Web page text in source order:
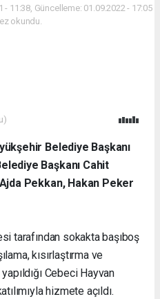
- 11:38, Güncelleme: 01.09.2022 - 17:05
okundu.
Belediye Başkanı
Başkanı Cahit
Pekkan, Hakan Peker
tarafından sokakta başıboş
kısırlaştırma ve
Cebeci Hayvan
hizmete açıldı.